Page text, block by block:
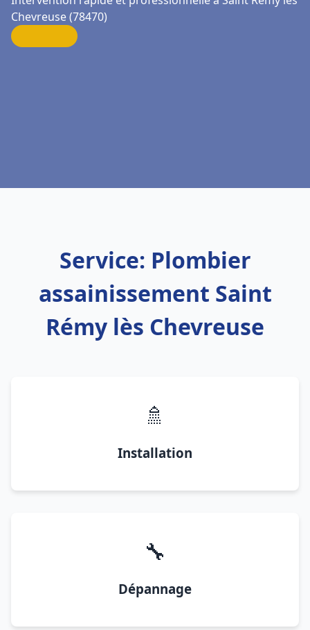
Chevreuse (78470)
Service: Plombier
assainissement Saint
Rémy lès Chevreuse
🚿
Installation
🔧
Dépannage